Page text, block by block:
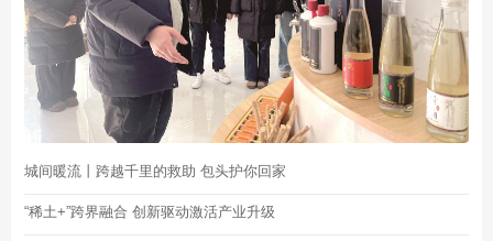
城间暖流丨跨越千里的救助 包头护你回家
“稀土+”跨界融合 创新驱动激活产业升级